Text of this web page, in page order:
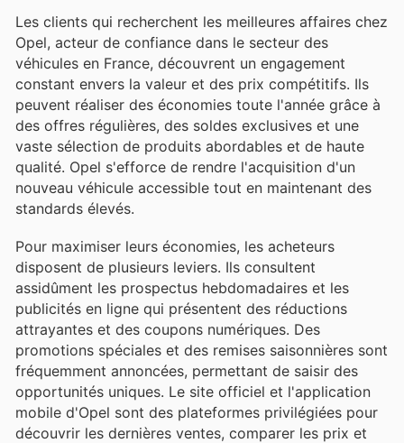
Les clients qui recherchent les meilleures affaires chez
Opel, acteur de confiance dans le secteur des
véhicules en France, découvrent un engagement
constant envers la valeur et des prix compétitifs. Ils
peuvent réaliser des économies toute l'année grâce à
des offres régulières, des soldes exclusives et une
vaste sélection de produits abordables et de haute
qualité. Opel s'efforce de rendre l'acquisition d'un
nouveau véhicule accessible tout en maintenant des
standards élevés.
Pour maximiser leurs économies, les acheteurs
disposent de plusieurs leviers. Ils consultent
assidûment les prospectus hebdomadaires et les
publicités en ligne qui présentent des réductions
attrayantes et des coupons numériques. Des
promotions spéciales et des remises saisonnières sont
fréquemment annoncées, permettant de saisir des
opportunités uniques. Le site officiel et l'application
mobile d'Opel sont des plateformes privilégiées pour
découvrir les dernières ventes, comparer les prix et